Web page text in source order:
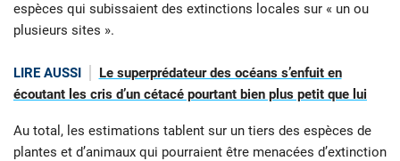
espèces qui subissaient des extinctions locales sur « un ou
plusieurs sites ».
LIRE AUSSI
Le superprédateur des océans s’enfuit en
écoutant les cris d’un cétacé pourtant bien plus petit que lui
Au total, les estimations tablent sur un tiers des espèces de
plantes et d’animaux qui pourraient être menacées d’extinction